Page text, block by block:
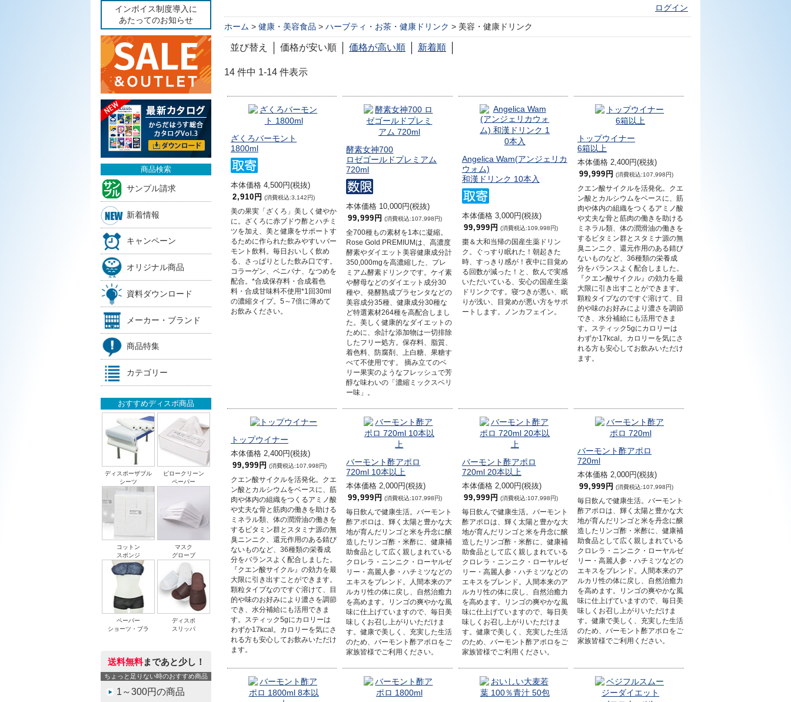
インボイス制度導入に
あたってのお知らせ
商品検索
サンプル請求
新着情報
キャンペーン
オリジナル商品
資料ダウンロード
メーカー・ブランド
商品特集
カテゴリー
おすすめディスポ商品
ディスポーザブル
シーツ
ピロークリーン
ペーパー
コットン
スポンジ
マスク
グローブ
ペーパー
ショーツ・ブラ
ディスポ
スリッパ
送料無料まであと少し！
ちょっと足りない時のおすすめ商品
1～300円の商品
ログイン
ホーム > 健康・美容食品 > ハーブティ・お茶・健康ドリンク > 美容・健康ドリンク
並び替え 価格が安い順 価格が高い順 新着順
14 件中 1-14 件表示
ざくろバーモント
1800ml
本体価格 4,500円(税抜)
2,910円 (消費税込:3,142円)
美の果実「ざくろ」美しく健やか
に。ざくろに赤ブドウ酢とハチミ
ツを加え、美と健康をサポートす
るために作られた飲みやすいバー
モント飲料。毎日おいしく飲め
る、さっぱりとした飲み口です。
コラーゲン、ベニバナ、なつめを
配合。*合成保存料・合成着色
料・合成甘味料不使用*1回30ml
の濃縮タイプ。5～7倍に薄めて
お飲みください。
酵素女神700
ロゼゴールドプレミアム
720ml
本体価格 10,000円(税抜)
99,999円 (消費税込:107,998円)
全700種もの素材を1本に凝縮。
Rose Gold PREMIUMは、高濃度
酵素やダイエット美容健康成分計
350,000mgを高濃縮した、プレ
ミアム酵素ドリンクです。ケイ素
や酵母などのダイエット成分30
種や、発酵熟成プラセンタなどの
美容成分35種、健康成分30種な
ど特選素材264種を高配合しまし
た。美しく健康的なダイエットの
ために、余計な添加物は一切排除
したフリー処方。保存料、脂質、
着色料、防腐剤、上白糖、果糖す
べて不使用です。 摘み立てのベ
リー果実のようなフレッシュで芳
醇な味わいの「濃縮ミックスベリ
ー味」。
Angelica Wam(アンジェリカ
ウォム)
和漢ドリンク 10本入
本体価格 3,000円(税抜)
99,999円 (消費税込:109,998円)
棗＆大和当帰の国産生薬ドリン
ク。ぐっすり眠れた！朝起きた
時、すっきり感が！夜中に目覚め
る回数が減った！と、飲んで実感
いただいている、安心の国産生薬
ドリンクです。寝つきが悪い、眠
りが浅い、目覚めが悪い方をサポ
ートします。ノンカフェイン。
トップウイナー
6箱以上
本体価格 2,400円(税抜)
99,999円 (消費税込:107,998円)
クエン酸サイクルを活発化。クエ
ン酸とカルシウムをベースに、筋
肉や体内の組織をつくるアミノ酸
や丈夫な骨と筋肉の働きを助ける
ミネラル類、体の潤滑油の働きを
するビタミン群とスタミナ源の無
臭ニンニク、還元作用のある錆び
ないものなど、36種類の栄養成
分をバランスよく配合しました。
『クエン酸サイクル』の効力を最
大限に引き出すことができます。
顆粒タイプなのですぐ溶けて、目
的や味のお好みにより濃さを調節
でき、水分補給にも活用できま
す。スティック5gにカロリーは
わずか17kcal。カロリーを気にさ
れる方も安心してお飲みいただけ
ます。
トップウイナー
本体価格 2,400円(税抜)
99,999円 (消費税込:107,998円)
クエン酸サイクルを活発化。クエ
ン酸とカルシウムをベースに、筋
肉や体内の組織をつくるアミノ酸
や丈夫な骨と筋肉の働きを助ける
ミネラル類、体の潤滑油の働きを
するビタミン群とスタミナ源の無
臭ニンニク、還元作用のある錆び
ないものなど、36種類の栄養成
分をバランスよく配合しました。
『クエン酸サイクル』の効力を最
大限に引き出すことができます。
顆粒タイプなのですぐ溶けて、目
的や味のお好みにより濃さを調節
でき、水分補給にも活用できま
す。スティック5gにカロリーは
わずか17kcal。カロリーを気にさ
れる方も安心してお飲みいただけ
ます。
バーモント酢アポロ
720ml 10本以上
本体価格 2,000円(税抜)
99,999円 (消費税込:107,998円)
毎日飲んで健康生活。バーモント
酢アポロは、輝く太陽と豊かな大
地が育んだリンゴと米を丹念に醸
造したリンゴ酢・米酢に、健康補
助食品として広く親しまれている
クロレラ・ニンニク・ローヤルゼ
リー・高麗人参・ハチミツなどの
エキスをブレンド。人間本来のア
ルカリ性の体に戻し、自然治癒力
を高めます。リンゴの爽やかな風
味に仕上げていますので、毎日美
味しくお召し上がりいただけま
す。健康で美しく、充実した生活
のため、バーモント酢アポロをご
家族皆様でご利用ください。
バーモント酢アポロ
720ml 20本以上
本体価格 2,000円(税抜)
99,999円 (消費税込:107,998円)
毎日飲んで健康生活。バーモント
酢アポロは、輝く太陽と豊かな大
地が育んだリンゴと米を丹念に醸
造したリンゴ酢・米酢に、健康補
助食品として広く親しまれている
クロレラ・ニンニク・ローヤルゼ
リー・高麗人参・ハチミツなどの
エキスをブレンド。人間本来のア
ルカリ性の体に戻し、自然治癒力
を高めます。リンゴの爽やかな風
味に仕上げていますので、毎日美
味しくお召し上がりいただけま
す。健康で美しく、充実した生活
のため、バーモント酢アポロをご
家族皆様でご利用ください。
バーモント酢アポロ
720ml
本体価格 2,000円(税抜)
99,999円 (消費税込:107,998円)
毎日飲んで健康生活。バーモント
酢アポロは、輝く太陽と豊かな大
地が育んだリンゴと米を丹念に醸
造したリンゴ酢・米酢に、健康補
助食品として広く親しまれている
クロレラ・ニンニク・ローヤルゼ
リー・高麗人参・ハチミツなどの
エキスをブレンド。人間本来のア
ルカリ性の体に戻し、自然治癒力
を高めます。リンゴの爽やかな風
味に仕上げていますので、毎日美
味しくお召し上がりいただけま
す。健康で美しく、充実した生活
のため、バーモント酢アポロをご
家族皆様でご利用ください。